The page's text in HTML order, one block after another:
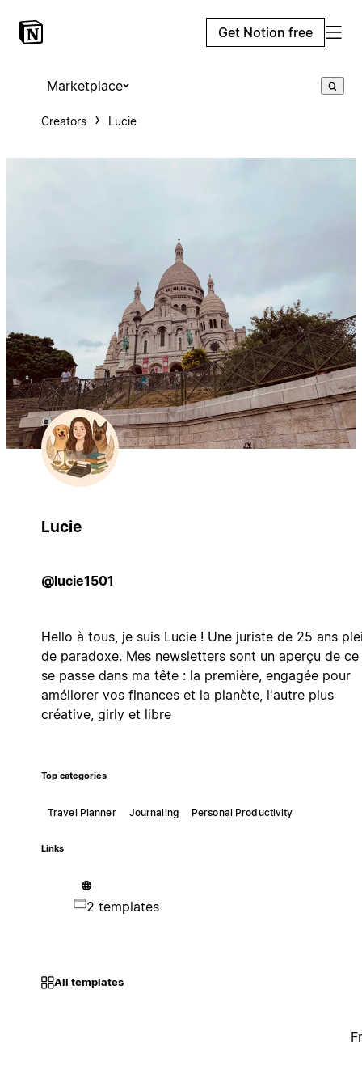
Get Notion free
Marketplace
Creators Lucie
Lucie
@lucie1501
Hello à tous, je suis Lucie ! Une juriste de 25 ans
de paradoxe. Mes newsletters sont un aperçu de ce
se passe dans ma tête : la première, engagée pour
améliorer vos finances et la planète, l'autre plus
créative, girly et libre
Top categories
Travel Planner Journaling Personal Productivity
Links
2 templates
All templates